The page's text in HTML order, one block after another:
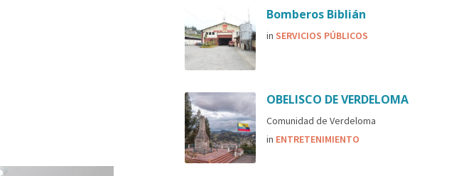
Bomberos Biblián
inSERVICIOS PÚBLICOS
OBELISCO DE VERDELOMA
Comunidad de Verdeloma
in ENTRETENIMIENTO